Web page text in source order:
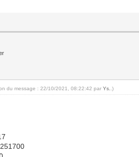
du message : 22/10/2021, 08:22:42 par Ys. .)